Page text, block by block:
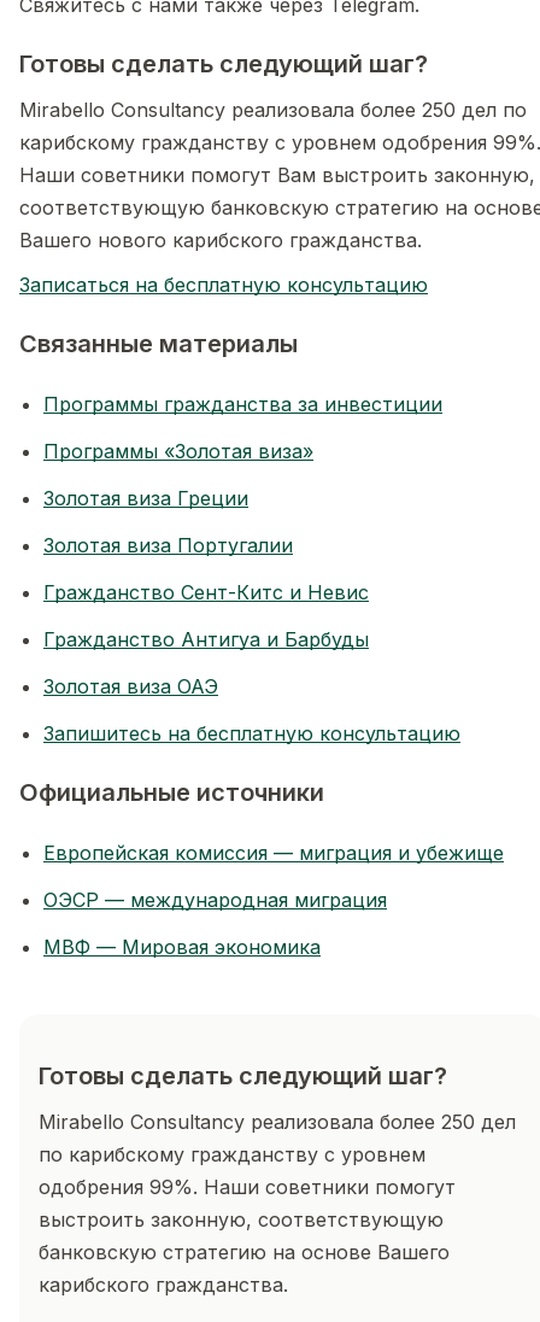
Готовы сделать следующий шаг?
Mirabello Consultancy реализовала более 250 дел по
карибскому гражданству с уровнем одобрения 99%.
Наши советники помогут Вам выстроить законную,
соответствующую банковскую стратегию на
Вашего нового карибского гражданства.
Записаться на бесплатную консультацию
Связанные материалы
Программы гражданства за инвестиции
Программы «Золотая виза»
Золотая виза Греции
Золотая виза Португалии
Гражданство Сент-Китс и Невис
Гражданство Антигуа и Барбуды
Золотая виза ОАЭ
Запишитесь на бесплатную консультацию
Официальные источники
Европейская комиссия — миграция и убежище
ОЭСР — международная миграция
МВФ — Мировая экономика
Готовы сделать следующий шаг?
Mirabello Consultancy реализовала более 250 дел
по карибскому гражданству с уровнем
одобрения 99%. Наши советники помогут
выстроить законную, соответствующую
банковскую стратегию на основе Вашего
карибского гражданства.